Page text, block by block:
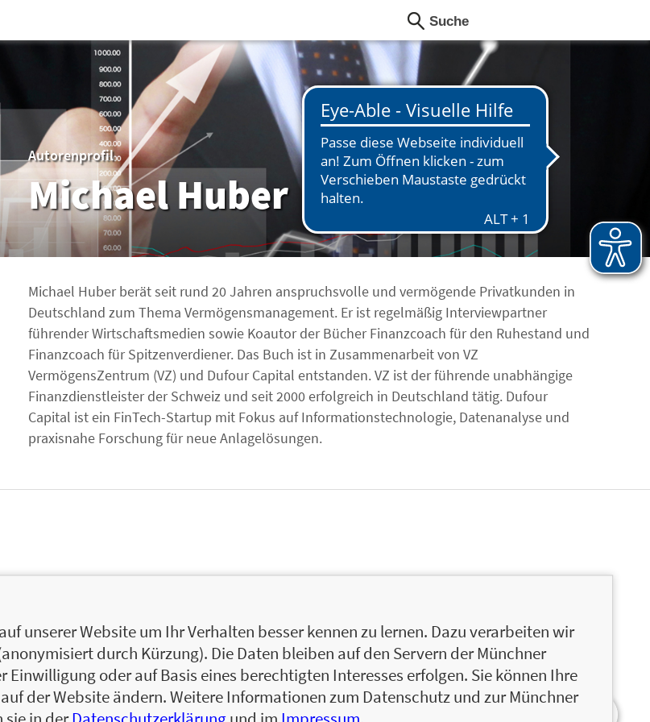
Autorenprofil
Michael Huber
Michael Huber berät seit rund 20 Jahren anspruchsvolle und vermögende Privatkunden in
Deutschland zum Thema Vermögensmanagement. Er ist regelmäßig Interviewpartner
führender Wirtschaftsmedien sowie Koautor der Bücher Finanzcoach für den Ruhestand und
Finanzcoach für Spitzenverdiener. Das Buch ist in Zusammenarbeit von VZ
VermögensZentrum (VZ) und Dufour Capital entstanden. VZ ist der führende unabhängige
Finanzdienstleister der Schweiz und seit 2000 erfolgreich in Deutschland tätig. Dufour
Capital ist ein FinTech-Startup mit Fokus auf Informationstechnologie, Datenanalyse und
praxisnahe Forschung für neue Anlagelösungen.
unserer Website um Ihr Verhalten besser kennen zu lernen. Dazu verarbeiten wir
durch Kürzung). Die Daten bleiben auf den Servern der Münchner
oder auf Basis eines berechtigten Interesses erfolgen. Sie können Ihre
der Website ändern. Weitere Informationen zum Datenschutz und zur Münchner